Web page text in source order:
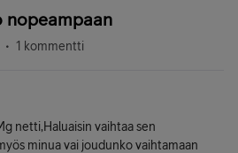
nopeampaan
1 kommentti
netti,Haluaisin vaihtaa sen
minua vai joudunko vaihtamaan